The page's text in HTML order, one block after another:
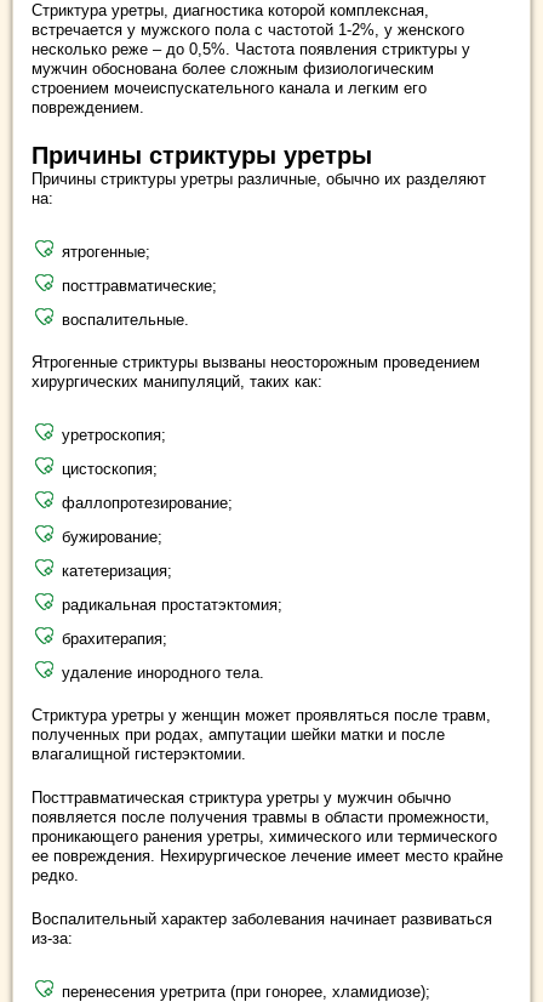
Стриктура уретры, диагностика которой комплексная,
встречается у мужского пола с частотой 1-2%, у женского
несколько реже – до 0,5%. Частота появления стриктуры у
мужчин обоснована более сложным физиологическим
строением мочеиспускательного канала и легким его
повреждением.
Причины стриктуры уретры
Причины стриктуры уретры различные, обычно их разделяют
на:
ятрогенные;
посттравматические;
воспалительные.
Ятрогенные стриктуры вызваны неосторожным проведением
хирургических манипуляций, таких как:
уретроскопия;
цистоскопия;
фаллопротезирование;
бужирование;
катетеризация;
радикальная простатэктомия;
брахитерапия;
удаление инородного тела.
Стриктура уретры у женщин может проявляться после травм,
полученных при родах, ампутации шейки матки и после
влагалищной гистерэктомии.
Посттравматическая стриктура уретры у мужчин обычно
появляется после получения травмы в области промежности,
проникающего ранения уретры, химического или термического
ее повреждения. Нехирургическое лечение имеет место крайне
редко.
Воспалительный характер заболевания начинает развиваться
из-за:
перенесения уретрита (при гонорее, хламидиозе);